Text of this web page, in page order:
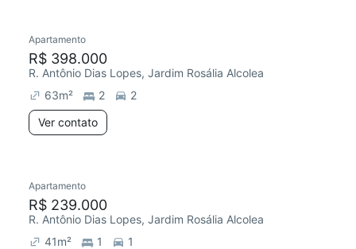
Apartamento
R$ 398.000
R. Antônio Dias Lopes, Jardim Rosália Alcolea
63m² 2
2
Ver contato
Apartamento
R$ 239.000
R. Antônio Dias Lopes, Jardim Rosália Alcolea
41m² 1
1